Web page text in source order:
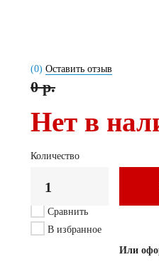
(0) Оставить отзыв
0 р.
Нет в
Количество
Сравнить
В избранное
Или